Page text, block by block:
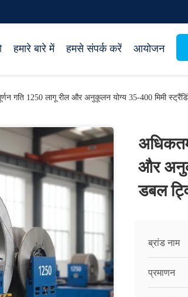
हमारे बारे में हमसे संपर्क करें आयोजन
गति 1250 लागू रील और अनुकूलन योग्य 35-400 मिमी
और
डबल
ब्रांड नाम
प्रमाणन